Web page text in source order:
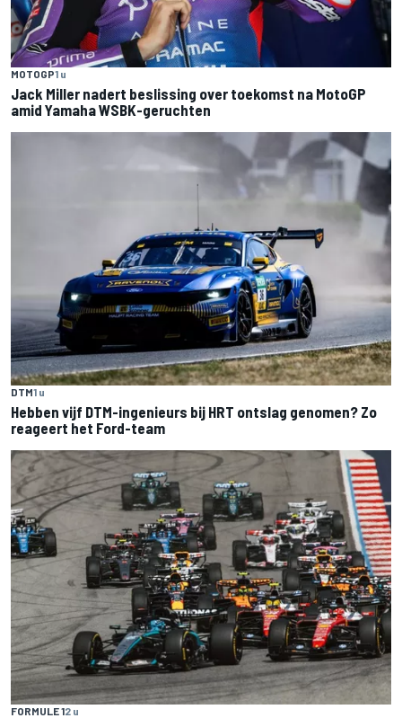
MOTOGP1 u
Jack Miller nadert beslissing over toekomst na MotoGP
amid Yamaha WSBK-geruchten
DTM1 u
Hebben vijf DTM-ingenieurs bij HRT ontslag genomen? Zo
reageert het Ford-team
FORMULE 12 u